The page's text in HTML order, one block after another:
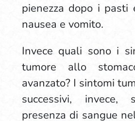
pienezza dopo i pasti
nausea e vomito.
Invece quali sono i
tumore allo
avanzato? I sintomi
successivi, invece,
presenza di sangue